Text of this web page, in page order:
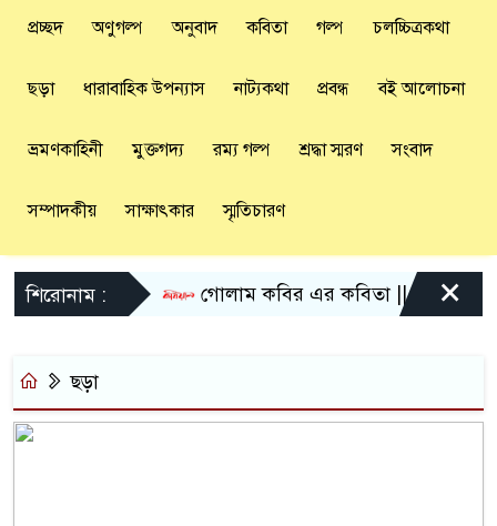
প্রচ্ছদ অণুগল্প অনুবাদ কবিতা গল্প চলচ্চিত্রকথা
ছড়া ধারাবাহিক উপন্যাস নাট্যকথা প্রবন্ধ বই আলোচনা
ভ্রমণকাহিনী মুক্তগদ্য রম্য গল্প শ্রদ্ধা স্মরণ সংবাদ
সম্পাদকীয় সাক্ষাৎকার স্মৃতিচারণ
শিরোনাম : গোলাম কবির এর কবিতা || একটা কাঙ্ক্ষিত
×
ছড়া